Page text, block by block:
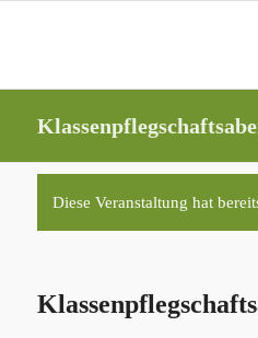
Diese Veranstaltung hat